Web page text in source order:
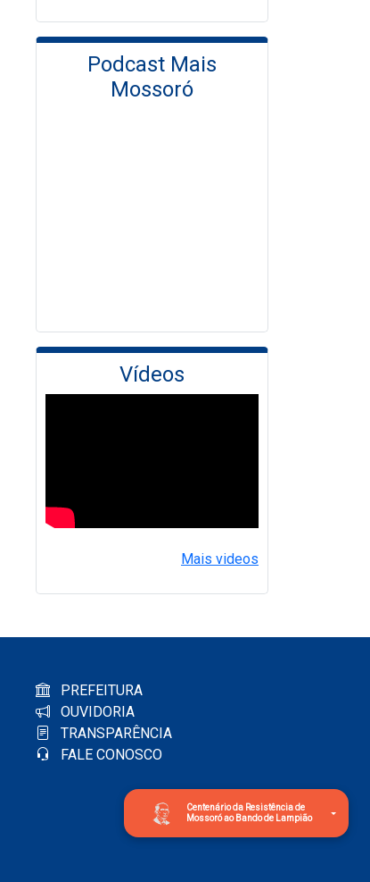
Centenário da Resistência de
Mossoró ao Bando de Lampião
Podcast Mais
Mossoró
Vídeos
Mais videos
PREFEITURA
OUVIDORIA
TRANSPARÊNCIA
FALE CONOSCO